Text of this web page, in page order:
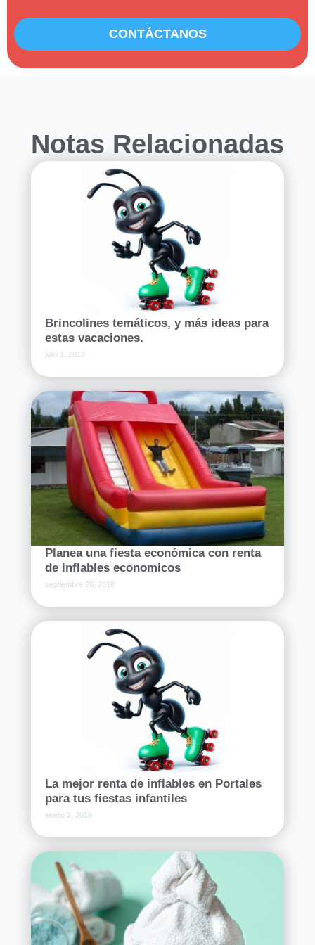
CONTÁCTANOS
Notas Relacionadas
Brincolines temáticos, y más ideas para
estas vacaciones.
julio 1, 2019
Planea una fiesta económica con renta
de inflables economicos
septiembre 26, 2018
La mejor renta de inflables en Portales
para tus fiestas infantiles
enero 2, 2019